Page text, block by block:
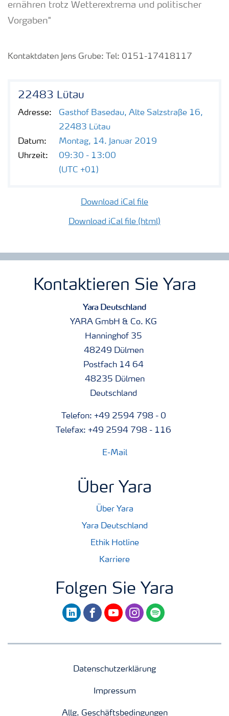
ernähren trotz Wetterextrema und politischer
Vorgaben"
Kontaktdaten Jens Grube: Tel: 0151-17418117
22483 Lütau
Adresse:
Gasthof Basedau, Alte Salzstraße 16,
22483 Lütau
Datum:
Montag, 14. Januar 2019
Uhrzeit:
09:30 - 13:00
(UTC +01)
Download iCal file
Download iCal file (html)
Kontaktieren Sie Yara
Yara Deutschland
YARA GmbH & Co. KG
Hanninghof 35
48249 Dülmen
Postfach 14 64
48235 Dülmen
Deutschland
Telefon: +49 2594 798 - 0
Telefax: +49 2594 798 - 116
E-Mail
Über Yara
Über Yara
Yara Deutschland
Ethik Hotline
Karriere
Folgen Sie Yara
linkedinfacebookyoutubeinstagram
spotify
Datenschutzerklärung
Impressum
Allg. Geschäftsbedingungen